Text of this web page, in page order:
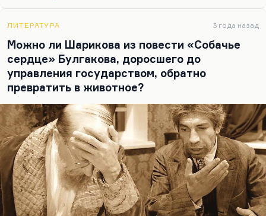
самый при этом веселый, самый остроумный,
ЛИТЕРАТУРА 3 года назад
Можно ли Шарикова из повести «Собачье
сердце» Булгакова, доросшего до
управления государством, обратно
превратить в животное?